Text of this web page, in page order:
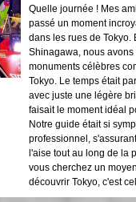
Quelle journée ! Mes
passé un moment
dans les rues de Tokyo.
Shinagawa, nous avons
monuments célèbres
Tokyo. Le temps était
avec juste une légère
faisait le moment idéal
Notre guide était si
professionnel,
l'aise tout au long de la
vous cherchez un
découvrir Tokyo, c'est